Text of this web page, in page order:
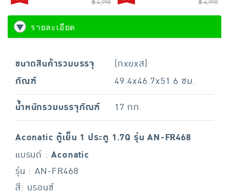
฿ 4,990
฿ 4,990
รายละเอียด
ขนาดสินค้ารวมบรรจุ
ภัณฑ์
(กxยxส)
49.4x46.7x51.6 ซม.
น้ำหนักรวมบรรจุภัณฑ์
17 กก.
Aconatic ตู้เย็น 1 ประตู 1.7Q รุ่น AN-FR468
แบรนด์ :Aconatic
รุ่น : AN-FR468
สี: บรอนซ์